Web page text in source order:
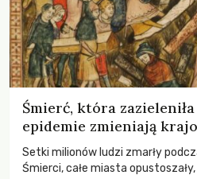
Śmierć, która
epidemie zmieniają
Setki milionów ludzi zmarły
Śmierci, całe miasta